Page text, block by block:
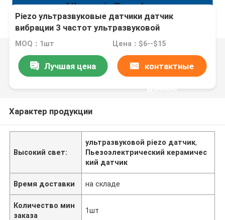
Piezo ультразвуковые датчики датчик
вибрации 3 частот ультразвуковой
MOQ：1шт Цена：$6--$15
Лучшая цена контактные
данные
Характер продукции
Высокий свет:
ультразвуковой piezo датчик,
Пьезоэлектрический керамичес
кий датчик
Время доставки на складе
Количество мин
заказа
1шт